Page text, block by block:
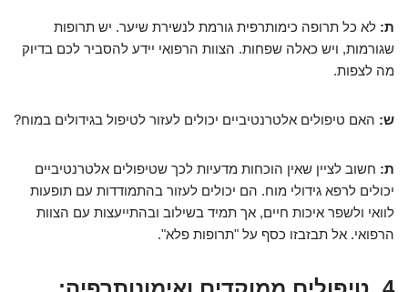
ת: לא כל תרופה כימותרפית גורמת לנשירת שיער. יש תרופות
שגורמות, ויש כאלה שפחות. הצוות הרפואי יידע להסביר לכם בדיוק
מה לצפות.
ש: האם טיפולים אלטרנטיביים יכולים לעזור לטיפול בגידולים במוח?
ת: חשוב לציין שאין הוכחות מדעיות לכך שטיפולים אלטרנטיביים
יכולים לרפא גידולי מוח. הם יכולים לעזור בהתמודדות עם תופעות
לוואי ולשפר איכות חיים, אך תמיד בשילוב ובהתייעצות עם הצוות
הרפואי. אל תבזבזו כסף על "תרופות פלא".